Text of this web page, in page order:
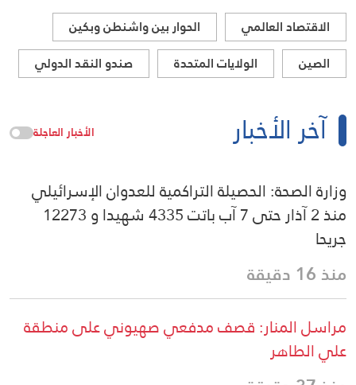
الاقتصاد العالمي
الحوار بين واشنطن وبكين
الصين
الولايات المتحدة صندو النقد الدولي
آخر الأخبار الأخبار العاجلة
وزارة الصحة: الحصيلة التراكمية للعدوان الإسرائيلي
منذ 2 آذار حتى 7 آب باتت 4335 شهيدا و 12273
جريحا
منذ 16 دقيقة
مراسل المنار: قصف مدفعي صهيوني على منطقة
علي الطاهر